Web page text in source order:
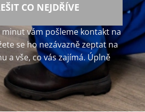
CO NEJDŘÍVE
minut vám pošleme kontakt na
se ho nezávazně zeptat na
a vše, co vás zajímá. Úplně